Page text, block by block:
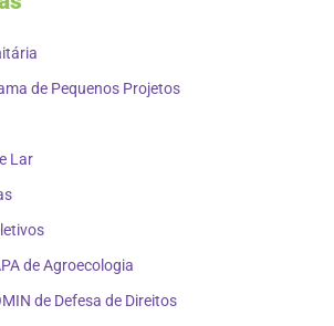
de Pequenos Projetos
Lar
de Agroecologia
de Defesa de Direitos